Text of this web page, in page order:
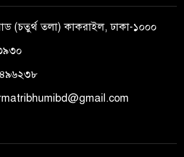
(চতুর্থ তলা) কাকরাইল, ঢাকা-১০০০